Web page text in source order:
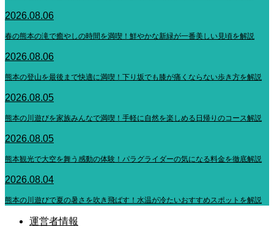
2026.08.06
春の熊本の滝で癒やしの時間を満喫！鮮やかな新緑が一番美しい見頃を解説
2026.08.06
熊本の登山を最後まで快適に満喫！下り坂でも膝が痛くならない歩き方を解説
2026.08.05
熊本の川遊びを家族みんなで満喫！手軽に自然を楽しめる日帰りのコース解説
2026.08.05
熊本観光で大空を舞う感動の体験！パラグライダーの気になる料金を徹底解説
2026.08.04
熊本の川遊びで夏の暑さを吹き飛ばす！水温が冷たいおすすめスポットを解説
運営者情報